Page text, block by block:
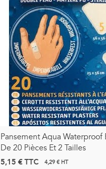
Pansement Aqua Waterproof
De 20 Pièces Et 2 Tailles
5,15 €TTC 4,29 € HT